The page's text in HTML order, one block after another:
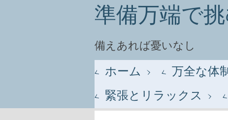
準備万端で
備えあれば憂いなし
Menu
Skip to content
ホーム 万全な体
緊張とリラックス